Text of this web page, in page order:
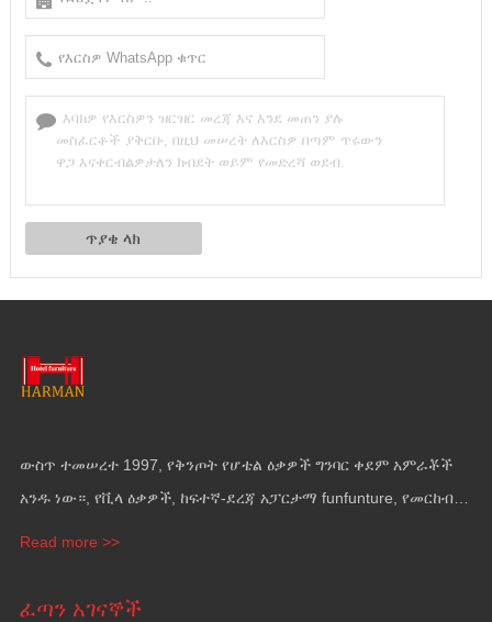
ውስጥ ተመሠረተ 1997, የቅንጦት የሆቴል ዕቃዎች ግንባር ቀደም አምራቾች
አንዱ ነው።, የቪላ ዕቃዎች, ከፍተኛ-ደረጃ አፓርታማ funfunture, የመርከብ
Read more >>
ፈጣን አገናኞች